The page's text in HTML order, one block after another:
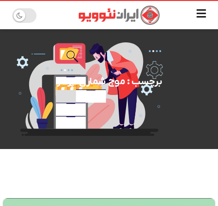
برچسب : موج شماری آپرداز